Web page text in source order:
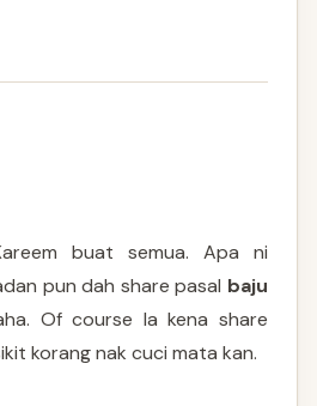
buat semua. Apa ni
pun dah share pasal baju
Of course la kena share
korang nak cuci mata kan.